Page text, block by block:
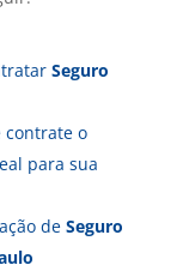
Seguro
contrate o
para sua
de Seguro